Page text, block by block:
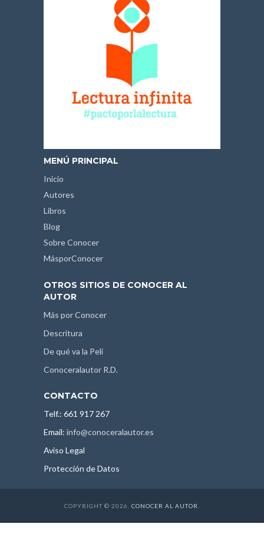
MENÚ PRINCIPAL
Inicio
Autores
Libros
Blog
Sobre Conocer
MásporConocer
OTROS SITIOS DE CONOCER AL
AUTOR
Más por Conocer
Descritura
De qué va la Peli
Conoceralautor R.D.
CONTACTO
Telf.: 661 917 267
Email: info@conoceralautor.es
Aviso Legal
Protección de Datos
COPYRIGHT © 2026. CONOCER AL AUTOR